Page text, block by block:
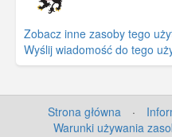
Zobacz inne zasoby tego
Wyślij wiadomość do tego
Strona główna ·
Warunki używania